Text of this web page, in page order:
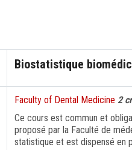
Biostatistique
Faculty of Dental Medicine 2
Ce cours est commun et
proposé par la Faculté de
statistique et est dispensé en